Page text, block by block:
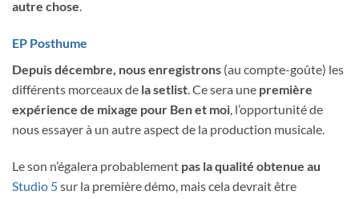
autre chose.
EP Posthume
Depuis décembre, nous enregistrons (au compte-goûte) les
différents morceaux de la setlist. Ce sera une première
expérience de mixage pour Ben et moi, l’opportunité de
nous essayer à un autre aspect de la production musicale.
Le son n’égalera probablement pas la qualité obtenue au
Studio 5sur la première démo, mais cela devrait être